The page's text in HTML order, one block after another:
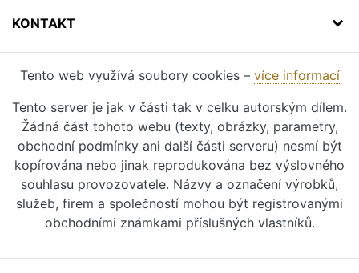
KONTAKT
Tento web využívá soubory cookies – více informací
Tento server je jak v části tak v celku autorským dílem.
Žádná část tohoto webu (texty, obrázky, parametry,
obchodní podmínky ani další části serveru) nesmí být
kopírována nebo jinak reprodukována bez výslovného
souhlasu provozovatele. Názvy a označení výrobků,
služeb, firem a společností mohou být registrovanými
obchodními známkami příslušných vlastníků.